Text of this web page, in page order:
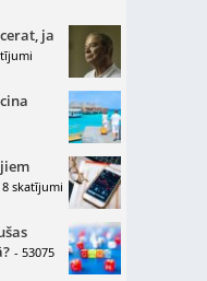
ja
skatījumi
- 53075